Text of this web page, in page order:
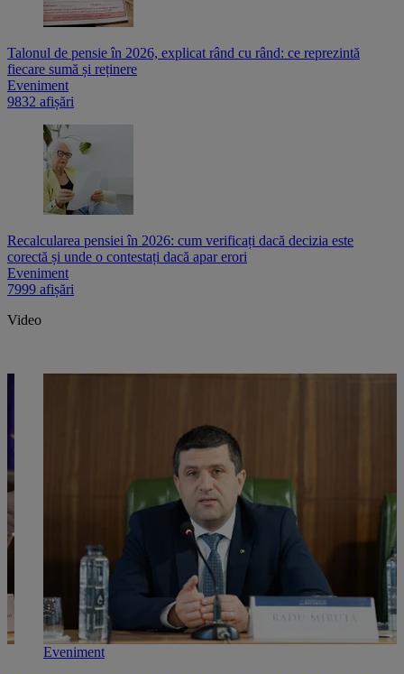
Talonul de pensie în 2026, explicat rând cu rând: ce reprezintă
fiecare sumă și reținere
Eveniment
9832 afișări
Recalcularea pensiei în 2026: cum verificați dacă decizia este
corectă și unde o contestați dacă apar erori
Eveniment
7999 afișări
Video
Eveniment